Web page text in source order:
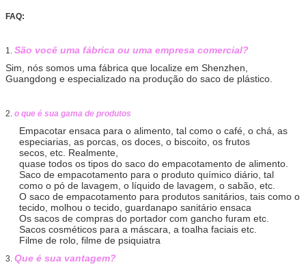
FAQ:
1. São você uma fábrica ou uma empresa comercial?
Sim, nós somos uma fábrica que localize em Shenzhen,
Guangdong e especializado na produção do saco de plástico.
2. o que é sua gama de produtos
Empacotar ensaca para o alimento, tal como o café, o chá, as
especiarias, as porcas, os doces, o biscoito, os frutos
secos, etc. Realmente,
quase todos os tipos do saco do empacotamento de alimento.
Saco de empacotamento para o produto químico diário, tal
como o pó de lavagem, o líquido de lavagem, o sabão, etc.
O saco de empacotamento para produtos sanitários, tais como o
tecido, molhou o tecido, guardanapo sanitário ensaca
Os sacos de compras do portador com gancho furam etc.
Sacos cosméticos para a máscara, a toalha faciais etc.
Filme de rolo, filme de psiquiatra
3. Que é sua vantagem?